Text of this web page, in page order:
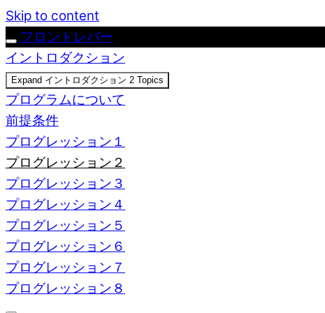
Skip to content
フロントレバー
イントロダクション
Expand イントロダクション 2 Topics
プログラムについて
前提条件
プログレッション１
プログレッション２
プログレッション３
プログレッション４
プログレッション５
プログレッション６
プログレッション７
プログレッション８